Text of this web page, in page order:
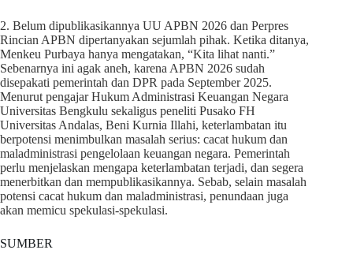
2. Belum dipublikasikannya UU APBN 2026 dan Perpres
Rincian APBN dipertanyakan sejumlah pihak. Ketika ditanya,
Menkeu Purbaya hanya mengatakan, “Kita lihat nanti.”
Sebenarnya ini agak aneh, karena APBN 2026 sudah
disepakati pemerintah dan DPR pada September 2025.
Menurut pengajar Hukum Administrasi Keuangan Negara
Universitas Bengkulu sekaligus peneliti Pusako FH
Universitas Andalas, Beni Kurnia Illahi, keterlambatan itu
berpotensi menimbulkan masalah serius: cacat hukum dan
maladministrasi pengelolaan keuangan negara. Pemerintah
perlu menjelaskan mengapa keterlambatan terjadi, dan segera
menerbitkan dan mempublikasikannya. Sebab, selain masalah
potensi cacat hukum dan maladministrasi, penundaan juga
akan memicu spekulasi-spekulasi.
SUMBER